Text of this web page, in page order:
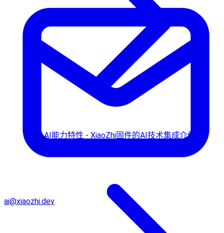
AI能力特性 - XiaoZhi固件的AI技术集成介绍
ai@xiaozhi.dev